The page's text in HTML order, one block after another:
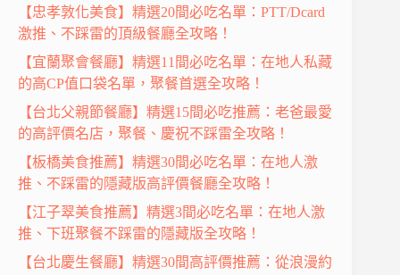
【忠孝敦化美食】精選20間必吃名單：PTT/Dcard
激推、不踩雷的頂級餐廳全攻略！
【宜蘭聚會餐廳】精選11間必吃名單：在地人私藏
的高CP值口袋名單，聚餐首選全攻略！
【台北父親節餐廳】精選15間必吃推薦：老爸最愛
的高評價名店，聚餐、慶祝不踩雷全攻略！
【板橋美食推薦】精選30間必吃名單：在地人激
推、不踩雷的隱藏版高評價餐廳全攻略！
【江子翠美食推薦】精選3間必吃名單：在地人激
推、下班聚餐不踩雷的隱藏版全攻略！
【台北慶生餐廳】精選30間高評價推薦：從浪漫約